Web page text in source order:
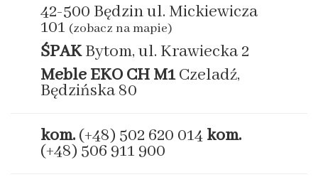
42-500 Będzin ul. Mickiewicza
101 (zobacz na mapie)
ŚPAKBytom, ul. Krawiecka 2
Meble EKO CH M1Czeladź,
Będzińska 80
kom. (+48) 502 620 014 kom.
(+48) 506 911 900